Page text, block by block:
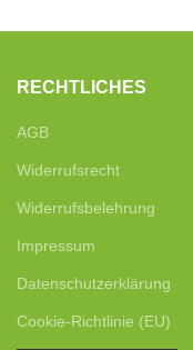
RECHTLICHES
AGB
Widerrufsrecht
Widerrufsbelehrung
Impressum
Datenschutzerklärung
Cookie-Richtlinie (EU)